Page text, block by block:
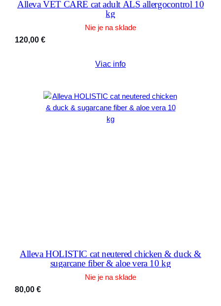
Alleva VET CARE cat adult ALS allergocontrol 10
kg
Nie je na sklade
120,00 €
Viac info
Alleva HOLISTIC cat neutered chicken & duck &
sugarcane fiber & aloe vera 10 kg
Nie je na sklade
80,00 €